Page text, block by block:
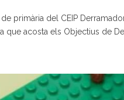
de primària del CEIP
que acosta els Objectius de